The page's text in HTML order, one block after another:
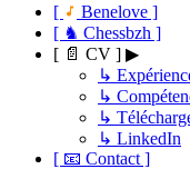
[
Benelove ]
[ ♞ Chessbzh ]
[ 📄 CV ] ▶
↳
↳
↳
↳ LinkedIn
[ 📧 Contact ]